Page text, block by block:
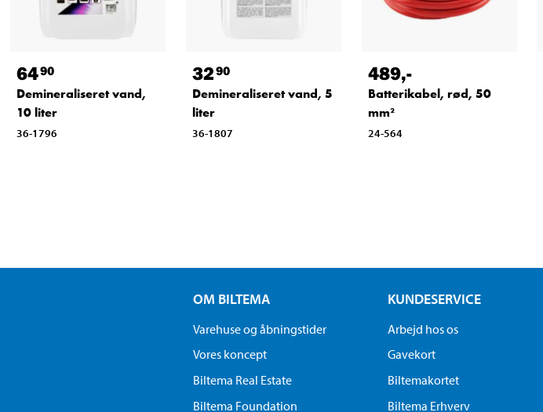
6490
Demineraliseret vand,
10 liter
36-1796
3290
Demineraliseret vand, 5
liter
36-1807
489,-
Batterikabel, rød, 50
mm²
24-564
OM BILTEMA
Varehuse og åbningstider
Vores koncept
Biltema Real Estate
Biltema Foundation
KUNDESERVICE
Arbejd hos os
Gavekort
Biltemakortet
Biltema Erhverv